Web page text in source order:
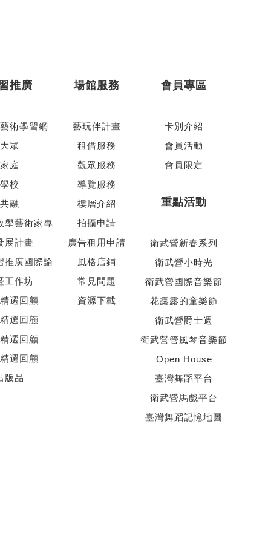
推廣
術學習網
大眾
家庭
學校
共融
學藝術家專
展計畫
推廣國際論
工作坊
選回顧
選回顧
選回顧
選回顧
版品
場館服務
藝玩伴計畫
租借服務
觀眾服務
導覽服務
樓層介紹
拍攝申請
廣告租用申請
風格店鋪
常見問題
資源下載
會員專區
卡別介紹
會員活動
會員限定
重點活動
衛武營新春系列
衛武營小時光
衛武營國際音樂節
花露露的童樂節
衛武營爵士週
衛武營管風琴音樂節
Open House
臺灣舞蹈平台
衛武營馬戲平台
臺灣舞蹈記憶地圖